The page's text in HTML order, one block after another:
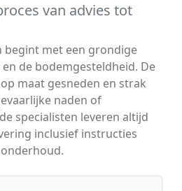
van advies tot
begint met een grondige
de bodemgesteldheid. De
maat gesneden en strak
naden of
specialisten leveren altijd
inclusief instructies